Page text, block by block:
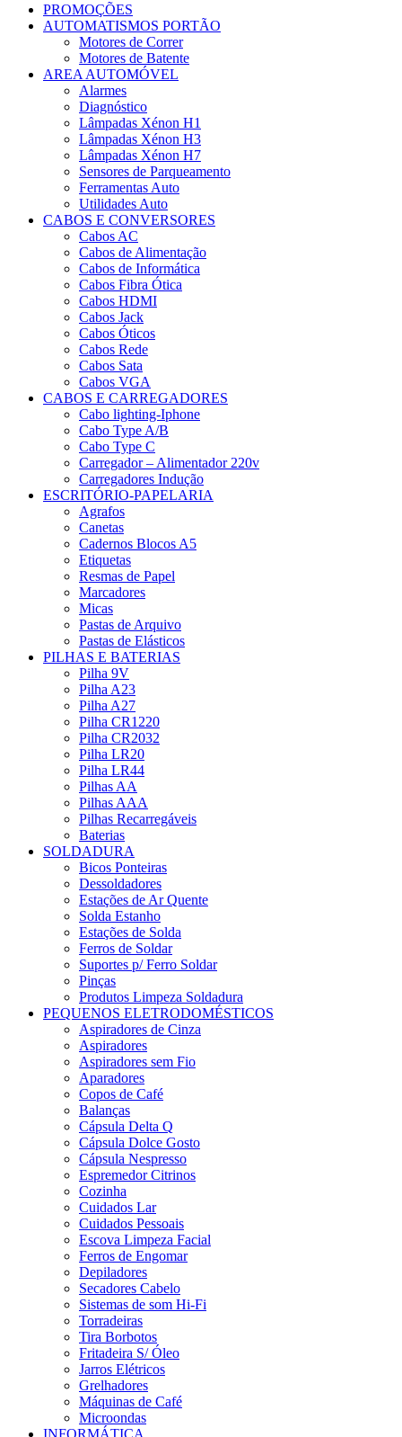
PROMOÇÕES
AUTOMATISMOS PORTÃO
Motores de Correr
Motores de Batente
AREA AUTOMÓVEL
Alarmes
Diagnóstico
Lâmpadas Xénon H1
Lâmpadas Xénon H3
Lâmpadas Xénon H7
Sensores de Parqueamento
Ferramentas Auto
Utilidades Auto
CABOS E CONVERSORES
Cabos AC
Cabos de Alimentação
Cabos de Informática
Cabos Fibra Ótica
Cabos HDMI
Cabos Jack
Cabos Óticos
Cabos Rede
Cabos Sata
Cabos VGA
CABOS E CARREGADORES
Cabo lighting-Iphone
Cabo Type A/B
Cabo Type C
Carregador – Alimentador 220v
Carregadores Indução
ESCRITÓRIO-PAPELARIA
Agrafos
Canetas
Cadernos Blocos A5
Etiquetas
Resmas de Papel
Marcadores
Micas
Pastas de Arquivo
Pastas de Elásticos
PILHAS E BATERIAS
Pilha 9V
Pilha A23
Pilha A27
Pilha CR1220
Pilha CR2032
Pilha LR20
Pilha LR44
Pilhas AA
Pilhas AAA
Pilhas Recarregáveis
Baterias
SOLDADURA
Bicos Ponteiras
Dessoldadores
Estações de Ar Quente
Solda Estanho
Estações de Solda
Ferros de Soldar
Suportes p/ Ferro Soldar
Pinças
Produtos Limpeza Soldadura
PEQUENOS ELETRODOMÉSTICOS
Aspiradores de Cinza
Aspiradores
Aspiradores sem Fio
Aparadores
Copos de Café
Balanças
Cápsula Delta Q
Cápsula Dolce Gosto
Cápsula Nespresso
Espremedor Citrinos
Cozinha
Cuidados Lar
Cuidados Pessoais
Escova Limpeza Facial
Ferros de Engomar
Depiladores
Secadores Cabelo
Sistemas de som Hi-Fi
Torradeiras
Tira Borbotos
Fritadeira S/ Óleo
Jarros Elétricos
Grelhadores
Máquinas de Café
Microondas
INFORMÁTICA